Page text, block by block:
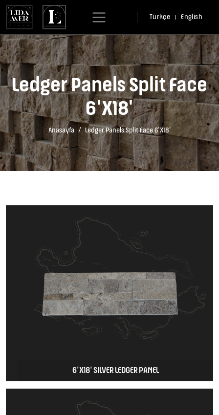
Türkçe English
Ledger Panels Split Face
6'X18'
Anasayfa Ledger Panels Split Face 6'X18'
6'X18' SILVER LEDGER PANEL